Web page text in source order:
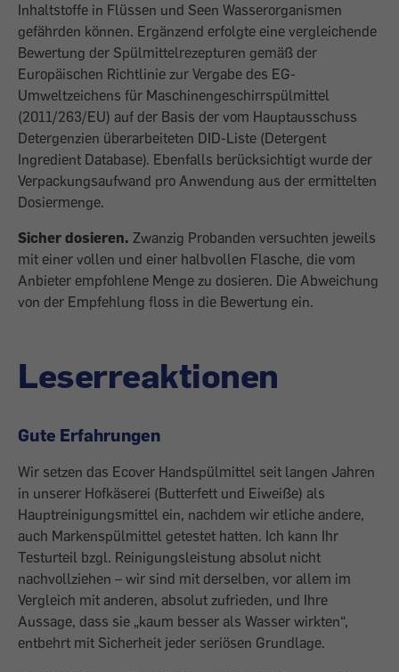
Inhaltstoffe in Flüssen und Seen Wasserorganismen
gefährden können. Ergänzend erfolgte eine vergleichende
Bewertung der Spülmittelrezepturen gemäß der
Europäischen Richtlinie zur Vergabe des EG-
Umweltzeichens für Maschinengeschirrspülmittel
(2011/263/EU) auf der Basis der vom Hauptausschuss
Detergenzien überarbeiteten DID-Liste (Detergent
Ingredient Database). Ebenfalls berücksichtigt wurde der
Verpackungsaufwand pro Anwendung aus der ermittelten
Dosiermenge.
Sicher dosieren. Zwanzig Probanden versuchten jeweils
mit einer vollen und einer halbvollen Flasche, die vom
Anbieter empfohlene Menge zu dosieren. Die Abweichung
von der Empfehlung floss in die Bewertung ein.
Leserreaktionen
Gute Erfahrungen
Wir setzen das Ecover Handspülmittel seit langen Jahren
in unserer Hofkäserei (Butterfett und Eiweiße) als
Hauptreinigungsmittel ein, nachdem wir etliche andere,
auch Markenspülmittel getestet hatten. Ich kann Ihr
Testurteil bzgl. Reinigungsleistung absolut nicht
nachvollziehen – wir sind mit derselben, vor allem im
Vergleich mit anderen, absolut zufrieden, und Ihre
Aussage, dass sie „kaum besser als Wasser wirkten“,
entbehrt mit Sicherheit jeder seriösen Grundlage.